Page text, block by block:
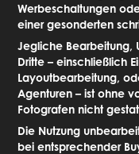
Werbeschaltungen
einer gesonderten
Jegliche Bearbeitung,
Dritte – einschließlich
Layoutbearbeitung,
Agenturen – ist ohne
Fotografen nicht
Die Nutzung
bei entsprechender